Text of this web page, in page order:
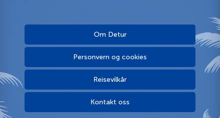
Om Detur
Personvern og cookies
Reisevilkår
Kontakt oss